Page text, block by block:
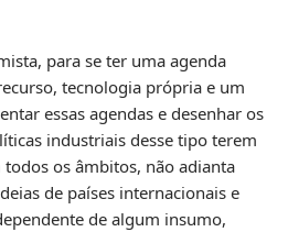
para se ter uma agenda
tecnologia própria e um
essas agendas e desenhar os
industriais desse tipo terem
os âmbitos, não adianta
de países internacionais e
de algum insumo,